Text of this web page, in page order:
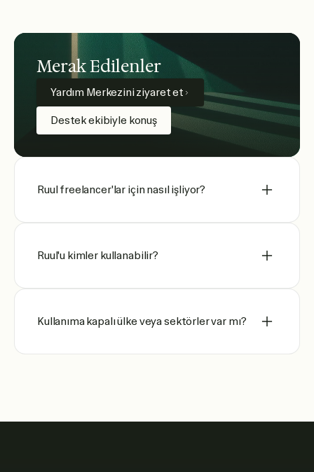
Merak Edilenler
Yardım Merkezini ziyaret et
Destek ekibiyle konuş
Ruul freelancer'lar için nasıl işliyor?
Ruul'u kimler kullanabilir?
Kullanıma kapalı ülke veya sektörler var mı?